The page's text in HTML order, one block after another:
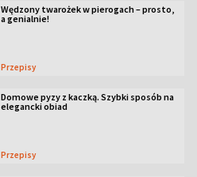
Wędzony twarożek w pierogach – prosto,
a genialnie!
Przepisy
Domowe pyzy z kaczką. Szybki sposób na
elegancki obiad
Przepisy